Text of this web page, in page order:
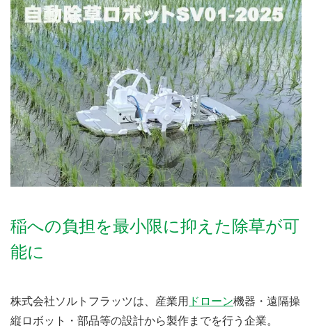
稲への負担を最小限に抑えた除草が可
能に
株式会社ソルトフラッツは、産業用 ドローン機器・遠隔操
縦ロボット・部品等の設計から製作までを行う企業。